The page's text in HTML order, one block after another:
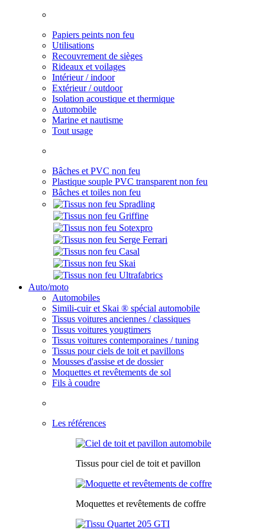
Papiers peints non feu
Utilisations
Recouvrement de sièges
Rideaux et voilages
Intérieur / indoor
Extérieur / outdoor
Isolation acoustique et thermique
Automobile
Marine et nautisme
Tout usage
Bâches et PVC non feu
Plastique souple PVC transparent non feu
Bâches et toiles non feu
Auto/moto
Automobiles
Simili-cuir et Skai ® spécial automobile
Tissus voitures anciennes / classiques
Tissus voitures yougtimers
Tissus voitures contemporaines / tuning
Tissus pour ciels de toit et pavillons
Mousses d'assise et de dossier
Moquettes et revêtements de sol
Fils à coudre
Les références
Tissus pour ciel de toit et pavillon
Moquettes et revêtements de coffre